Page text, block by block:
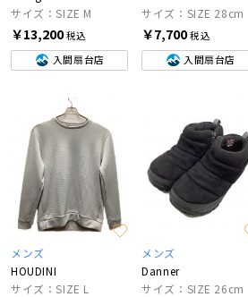
サイズ：SIZE M
￥13,200税込
入間扇台店
サイズ：SIZE 28cm
￥7,700税込
入間扇台店
メンズ
HOUDINI
サイズ：SIZE L
メンズ
Danner
サイズ：SIZE 26cm